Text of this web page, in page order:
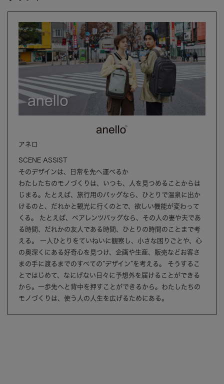
アネロ
SCENE ASSIST
そのデザインは、日常を先へ運べるか
わたしたちのモノづくりは、いつも、人を見つめることからは
じまる。たとえば、旅行用のバッグなら、ひとりで温泉に出か
けるのと、だれかと観光に行くのとで、欲しい機能が変わって
くる。 たとえば、ペアレンツバッグなら、その人の妻や夫であ
る時間、だれかの友人である時間、ひとりの時間のことまで考
える。 一人ひとりをていねいに観察し、小さな困りごとや、心
の奥深くにある好奇心を見つけ、企画や生産、販売などお客さ
まの手に渡るまでのすべての”デザイン”を考える。 そうするこ
とではじめて、なにげない日々に予想外を届けることができる
から。一歩先へと背中を押すことができるから。わたしたちの
モノづくりは、使う人の人生を広げるためにある。